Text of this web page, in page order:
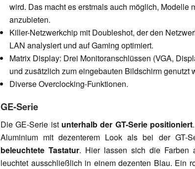
wird. Das macht es erstmals auch möglich, Modelle
anzubieten.
Killer-Netzwerkchip mit Doubleshot, der den
LAN analysiert und auf Gaming optimiert.
Matrix Display: Drei Monitoranschlüssen (VGA,
und zusätzlich zum eingebauten Bildschirm genutzt
Diverse Overclocking-Funktionen.
GE-Serie
Die GE-Serie ist unterhalb der GT-Serie positioniert
Aluminium mit dezenterem Look als bei der GT-
beleuchtete Tastatur. Hier lassen sich die Farben
leuchtet ausschließlich in einem dezenten Blau. Ein